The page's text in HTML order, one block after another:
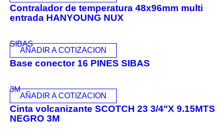
Contralador de temperatura 48x96mm multi
entrada HANYOUNG NUX
SIBAS
AÑADIR A COTIZACION
Base conector 16 PINES SIBAS
3M
AÑADIR A COTIZACION
Cinta volcanizante SCOTCH 23 3/4"X 9.15MTS
NEGRO 3M